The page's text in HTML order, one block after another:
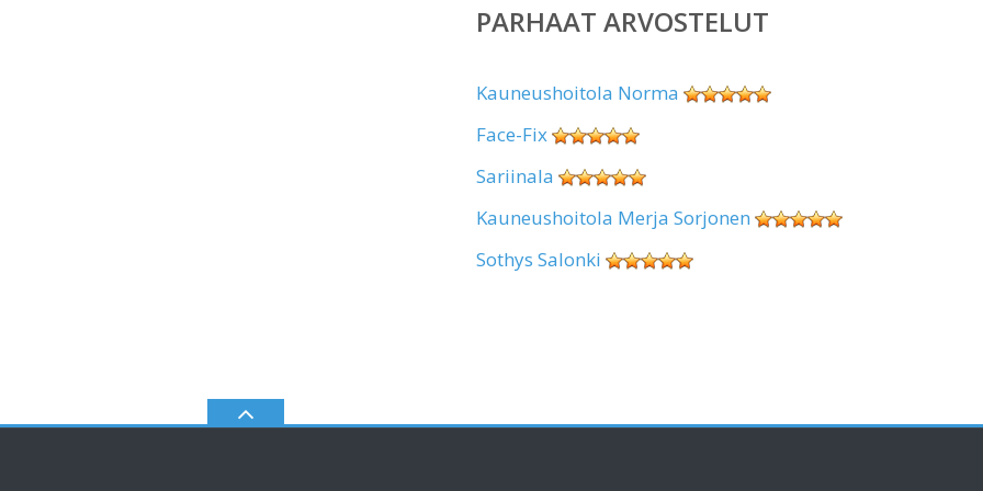
PARHAAT ARVOSTELUT
Kauneushoitola Norma
Face-Fix
Sariinala
Kauneushoitola Merja Sorjonen
Sothys Salonki